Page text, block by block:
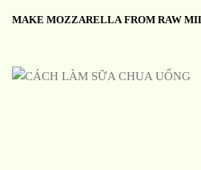
MAKE MOZZARELLA FROM RAW